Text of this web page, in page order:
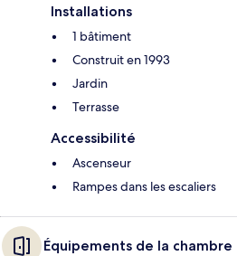
Installations
1 bâtiment
Construit en 1993
Jardin
Terrasse
Accessibilité
Ascenseur
Rampes dans les escaliers
Équipements de la chambre